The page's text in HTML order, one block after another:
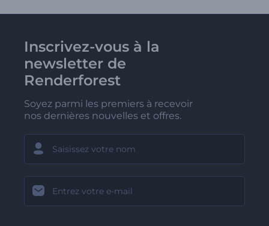
Inscrivez-vous à la
newsletter de
Renderforest
Soyez parmi les premiers à recevoir
nos dernières nouvelles et offres.